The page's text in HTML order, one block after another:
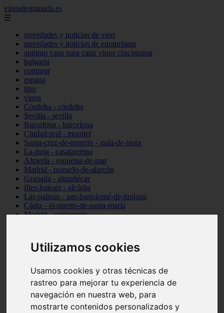
Utilizamos cookies
Usamos cookies y otras técnicas de
rastreo para mejorar tu experiencia de
navegación en nuestra web, para
mostrarte contenidos personalizados y
vinosdegranada.es
☰
novedades y noticias de vino
novedades y noticias de enoturismo
antiguo vaso para catar vinos crucigrama
bulgaria
comprar
espana
tipo
vinos
Córdoba - córdoba
Sevilla - sevilla
Barcelona - barcelona
Ciudad-real - montiel
Santa-cruz-de-tenerife - guía-de-isora
La-rioja - casalarreina
Almería - roquetas-de-mar
Madrid - pozuelo-de-alarcón
Granada - almuñécar
Illes-balears - alcúdia
Las-palmas - san-bartolomé-de-tirajana
Cádiz - el-puerto-de-santa-maría
Madrid - valdemoro
Cantabria - suances
Sevilla - bormujos
Málaga - júzcar
Huesca - alquézar
Huesca - castejón-de-sos
Lleida - alt-àneu